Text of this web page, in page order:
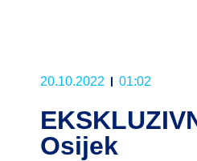
20.10.2022 01:02
Osijek